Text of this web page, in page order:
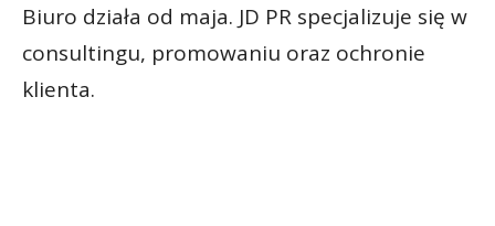
Biuro działa od maja. JD PR specjalizuje się w
consultingu, promowaniu oraz ochronie
klienta.